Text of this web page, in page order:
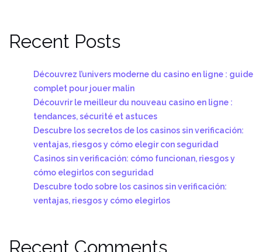
Recent Posts
Découvrez l’univers moderne du casino en ligne : guide
complet pour jouer malin
Découvrir le meilleur du nouveau casino en ligne :
tendances, sécurité et astuces
Descubre los secretos de los casinos sin verificación:
ventajas, riesgos y cómo elegir con seguridad
Casinos sin verificación: cómo funcionan, riesgos y
cómo elegirlos con seguridad
Descubre todo sobre los casinos sin verificación:
ventajas, riesgos y cómo elegirlos
Recent Comments